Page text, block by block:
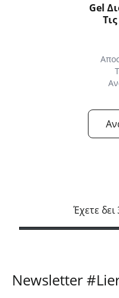
Gel
Έχετε
Newsletter